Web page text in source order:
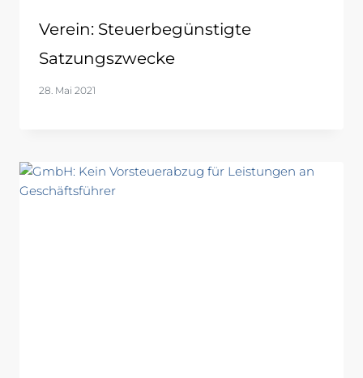
Verein: Steuerbegünstigte
Satzungszwecke
28. Mai 2021